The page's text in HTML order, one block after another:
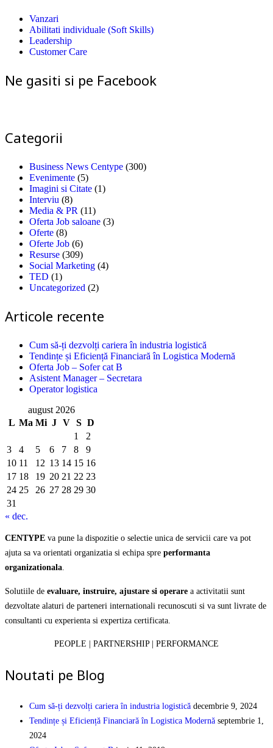
Vanzari
Abilitati individuale (Soft Skills)
Leadership
Customer Care
Ne gasiti si pe Facebook
Categorii
Business News Centype (300)
Evenimente (5)
Imagini si Citate (1)
Interviu (8)
Media & PR (11)
Oferta Job saloane (3)
Oferte (8)
Oferte Job (6)
Resurse (309)
Social Marketing (4)
TED (1)
Uncategorized (2)
Articole recente
Cum să-ți dezvolți cariera în industria logistică
Tendințe și Eficiență Financiară în Logistica Modernă
Oferta Job – Sofer cat B
Asistent Manager – Secretara
Operator logistica
august 2026
L Ma Mi J V S D
1
2
3
4 5 6 7 8
9
10 11 12 13 14 15 16
17 18 19 20 21 22 23
24 25 26 27 28 29 30
31
« dec.
CENTYPE va pune la dispozitie o selectie unica de servicii care va pot
ajuta sa va orientati organizatia si echipa spre performanta
organizationala.
Solutiile de evaluare, instruire, ajustare si operare a activitatii sunt
dezvoltate alaturi de parteneri internationali recunoscuti si va sunt livrate de
consultanti cu experienta si expertiza certificata.
PEOPLE | PARTNERSHIP | PERFORMANCE
Noutati pe Blog
Cum să-ți dezvolți cariera în industria logistică decembrie 9, 2024
Tendințe și Eficiență Financiară în Logistica Modernă septembrie 1,
2024